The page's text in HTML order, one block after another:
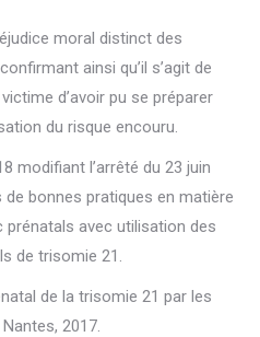
moral distinct des
ainsi qu’il s’agit de
d’avoir pu se préparer
du risque encouru.
modifiant l’arrêté du 23 juin
bonnes pratiques en matière
avec utilisation des
de trisomie 21.
de la trisomie 21 par les
2017.